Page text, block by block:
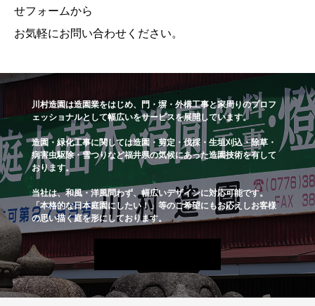
せフォームから
お気軽にお問い合わせください。
川村造園は造園業をはじめ、門・塀・外構工事と家周りのプロフ
ェッショナルとして幅広いをサービスを展開しています。
造園・緑化工事に関しては造園・剪定・伐採・生垣刈込・除草・
病害虫駆除・雪つりなど福井県の気候にあった造園技術を有して
おります。
当社は、和風・洋風問わず、幅広いデザインに対応可能です。
「本格的な日本庭園にしたい！」等のご希望にもお応えしお客様
の思い描く庭を形にしております。